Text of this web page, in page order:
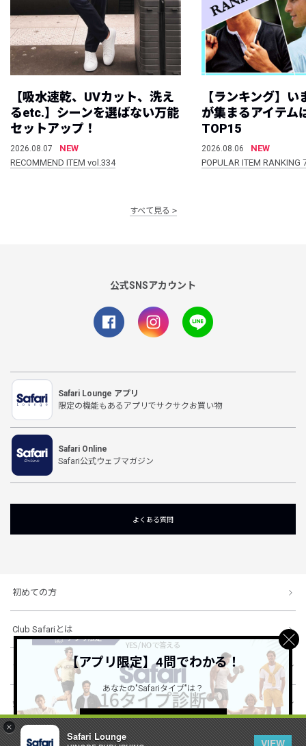
×
Safari Lounge
VIEW
【吸水速乾、UVカット、洗え
るetc.】シーンを選ばない万能
セットアップ！
2026.08.07
NEW
RECOMMEND ITEM vol.334
【ランキング】
が集まるアイテム
TOP15
2026.08.06
NEW
POPULAR ITEM
すべて見る
公式SNSアカウント
Safari Lounge アプリ
限定の機能もあるアプリでサクサクお買い物
Safari Online
Safari公式ウェブマガジン
よくある質問
初めての方
Club Safariとは
ショッピングガイド
会社概要・規約
【アプリ限定】4問でわかる！
あなたの"Safariタイプ"は？
詳しくはこちら ＞